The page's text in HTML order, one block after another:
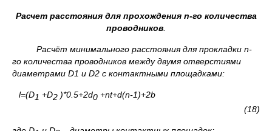
Расчет расстояния для прохождения n-го количества
проводников
Расчёт минимального расстояния для прокладки n-
го количества проводников между двумя отверстиями
диаметрами D1 и D2 с контактными площадками:
l=(D1 +D2 )*0.5+2d0 +nt+d(n-1)+2b
(18)